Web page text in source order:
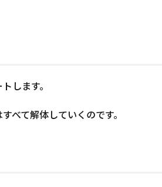
します。
べて解体していくのです。